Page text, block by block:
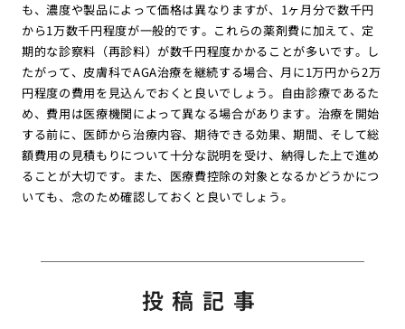
も、濃度や製品によって価格は異なりますが、1ヶ月分で数千円
から1万数千円程度が一般的です。これらの薬剤費に加えて、定
期的な診察料（再診料）が数千円程度かかることが多いです。し
たがって、皮膚科でAGA治療を継続する場合、月に1万円から2万
円程度の費用を見込んでおくと良いでしょう。自由診療であるた
め、費用は医療機関によって異なる場合があります。治療を開始
する前に、医師から治療内容、期待できる効果、期間、そして総
額費用の見積もりについて十分な説明を受け、納得した上で進め
ることが大切です。また、医療費控除の対象となるかどうかにつ
いても、念のため確認しておくと良いでしょう。
投稿記事